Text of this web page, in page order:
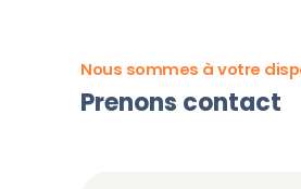
Nous sommes à votre
Prenons contact